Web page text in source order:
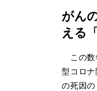
がん
える
この数
型コロ
の死因